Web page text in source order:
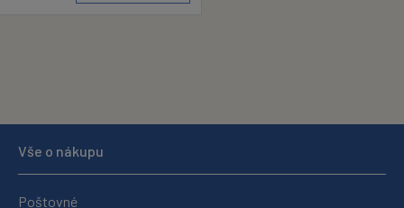
Vše o nákupu
Poštovné